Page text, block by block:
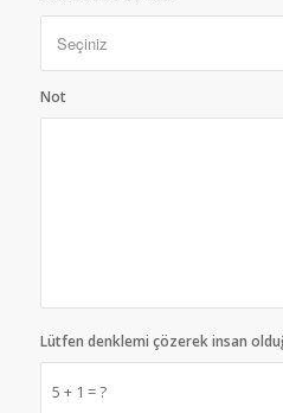
Not
5 + 1 = ?
Lütfen denklemi çözerek insan